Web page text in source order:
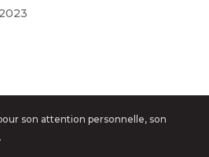
son attention personnelle, son